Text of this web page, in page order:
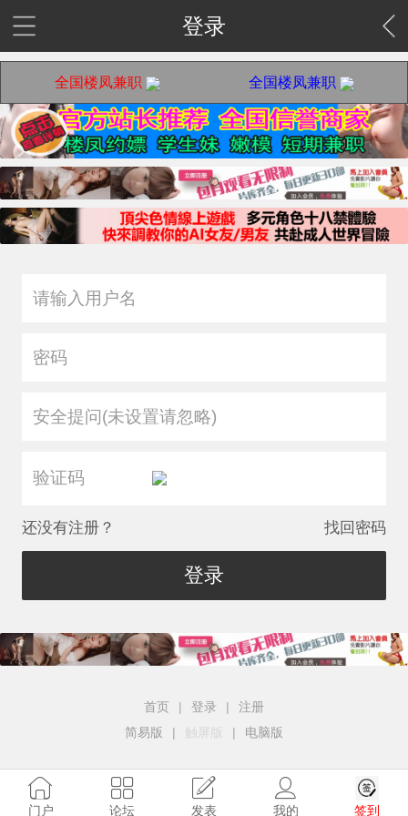
登录
全国楼凤兼职 全国楼凤兼职
安全提问(未设置请忽略)
还没有注册？ 找回密码
登录
首页 | 登录 |
注册
简易版
| 触屏版 | 电脑版
门户 论坛 发表 我的 签到